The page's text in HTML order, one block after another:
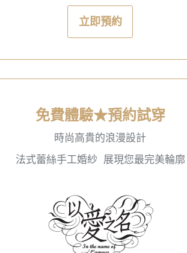
立即預約
免費體驗★預約試穿
時尚高貴的浪漫設計
法式蕾絲手工婚紗 展現您最完美輪廓